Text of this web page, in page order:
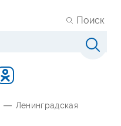
Поиск
— Ленинградская